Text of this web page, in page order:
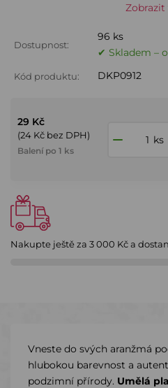
Zobrazit
Dostupnost:
96 ks
✔ Skladem –
Kód produktu: DKP0912
29 Kč
(24 Kč bez DPH)
Balení po 1 ks
ks
Nakupte ještě za 3 000 Kča
Vneste do svých aranžmá
hlubokou barevnost a
podzimní přírody. Umělá